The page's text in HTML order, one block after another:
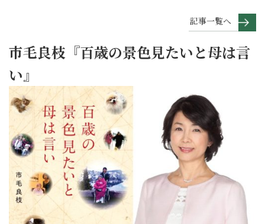
記事一覧へ
市毛良枝『百歳の景色見たいと母は言
い』